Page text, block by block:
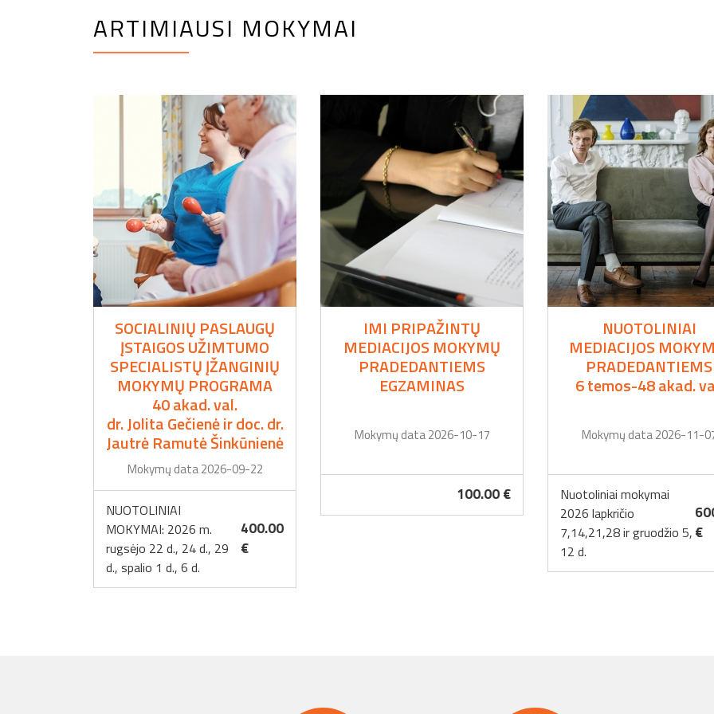
ARTIMIAUSI MOKYMAI
SOCIALINIŲ PASLAUGŲ
ĮSTAIGOS UŽIMTUMO
SPECIALISTŲ ĮŽANGINIŲ
MOKYMŲ PROGRAMA
40 akad. val.
dr. Jolita Gečienė ir doc. dr.
Jautrė Ramutė Šinkūnienė
Mokymų data 2026-09-22
NUOTOLINIAI
MOKYMAI: 2026 m.
rugsėjo 22 d., 24 d., 29
d., spalio 1 d., 6 d.
400.00
€
IMI PRIPAŽINTŲ
MEDIACIJOS MOKYMŲ
PRADEDANTIEMS
EGZAMINAS
Mokymų data 2026-10-17
100.00 €
NUOTOLINIAI
MEDIACIJOS
PRADEDANTIEMS
6 temos-48 akad.
Mokymų data 2026-11-
Nuotoliniai mokymai
2026 lapkričio
7,14,21,28 ir gruodžio 5,
12 d.
€